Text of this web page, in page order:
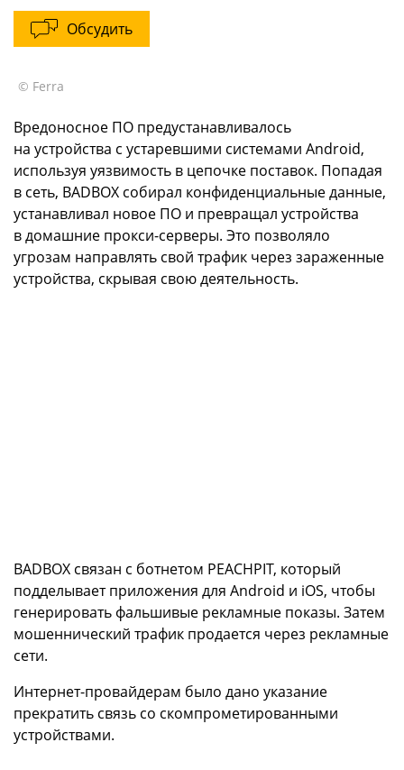
Обсудить
© Ferra
Вредоносное ПО предустанавливалось
на устройства с устаревшими системами Android,
используя уязвимость в цепочке поставок. Попадая
в сеть, BADBOX собирал конфиденциальные данные,
устанавливал новое ПО и превращал устройства
в домашние прокси-серверы. Это позволяло
угрозам направлять свой трафик через зараженные
устройства, скрывая свою деятельность.
BADBOX связан с ботнетом PEACHPIT, который
подделывает приложения для Android и iOS, чтобы
генерировать фальшивые рекламные показы. Затем
мошеннический трафик продается через рекламные
сети.
Интернет-провайдерам было дано указание
прекратить связь со скомпрометированными
устройствами.